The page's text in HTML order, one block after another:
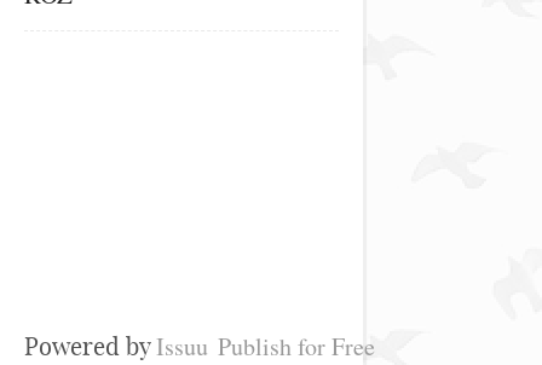
Powered byIssuu Publish for Free